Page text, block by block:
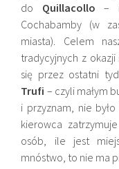
do Quillacollo –
Cochabamby (w
miasta). Celem
tradycyjnych z
się przez ostatni
Trufi – czyli małym
i przyznam, nie
kierowca
osób, ile jest
mnóstwo, to nie ma